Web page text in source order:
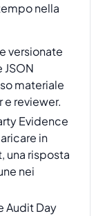
nella
versionate
JSON
materiale
e reviewer.
Evidence
in
una risposta
nei
Audit Day